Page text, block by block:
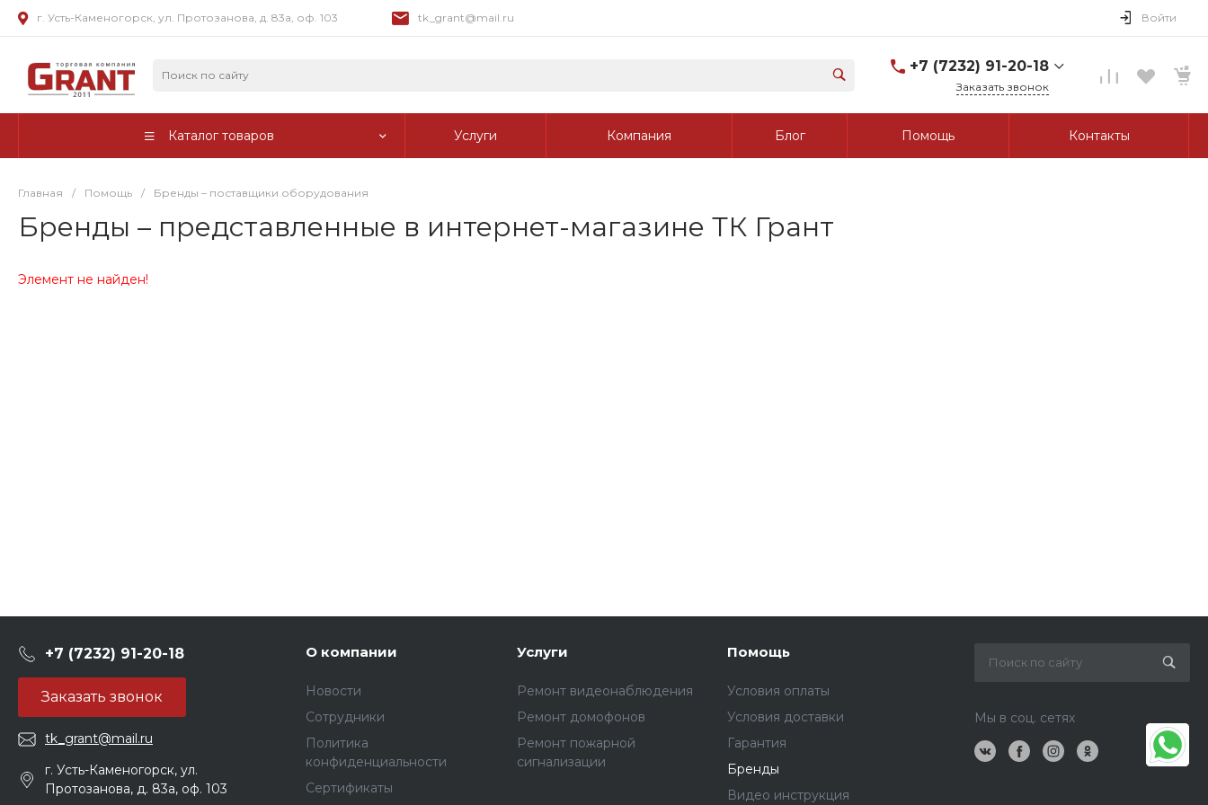
г. Усть-Каменогорск, ул. Протозанова, д. 83а, оф. 103 tk_grant@mail.ru Войти
+7 (7232) 91-20-18
г. Усть-Каменогорск, ул.
Заказать звонок
Каталог товаров Услуги Компания Блог Помощь Контакты
Главная / Помощь / Бренды – поставщики оборудования
Бренды – представленные в интернет-магазине ТК Грант
Элемент не найден!
+7 (7232) 91-20-18
Заказать звонок
tk_grant@mail.ru
г. Усть-Каменогорск, ул.
Протозанова, д. 83а, оф. 103
О компании
Новости
Сотрудники
Политика
конфиденциальности
Сертификаты
Услуги
Ремонт видеонаблюдения
Ремонт домофонов
Ремонт пожарной
сигнализации
Помощь
Условия оплаты
Условия доставки
Гарантия
Бренды
Видео инструкция
Мы в соц. сетях